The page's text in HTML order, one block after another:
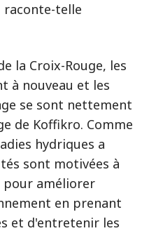
raconte-telle
la Croix-Rouge, les
à nouveau et les
se sont nettement
de Koffikro. Comme
hydriques a
sont motivées à
améliorer
en prenant
et d'entretenir les